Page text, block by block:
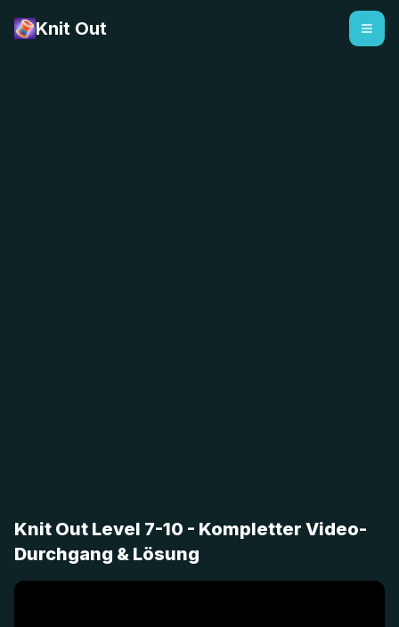
Knit Out
Knit Out Level 7-10 - Kompletter Video-
Durchgang & Lösung